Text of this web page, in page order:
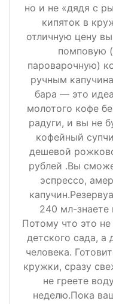
но и не «дядя с
кипяток в
отличную цену
помповую
пароварочную)
ручным
бара — это
молотого кофе
радуги, и вы не
кофейный
дешевой
рублей .Вы
эспрессо,
240 мл-знаете
Потому что это
детского сада, а
человека.
кружки, сразу
не греете
неделю.Пока